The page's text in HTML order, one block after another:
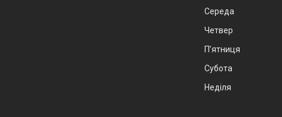
Середа
Четвер
Пʼятниця
Субота
Неділя